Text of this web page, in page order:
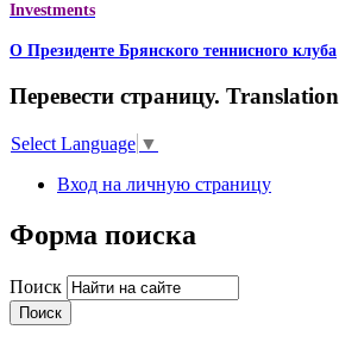
Investments
О Президенте Брянского теннисного клуба
Перевести страницу. Translation
Select Language ▼
Вход на личную страницу
Форма поиска
Поиск